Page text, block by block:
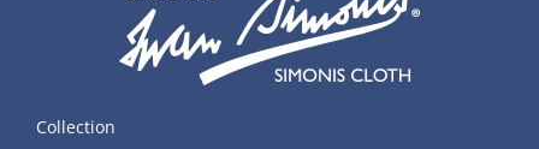
Collection